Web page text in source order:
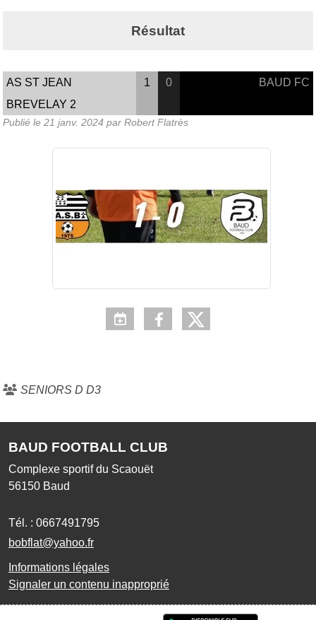
Résultat
AS ST JEAN
BREVELAY 2
1 0 BAUD FC
Publié le 21 janv. 2024 par Robert Flatrès
SENIORS D D3
BAUD FOOTBALL CLUB
Complexe sportif du Scaouët
56150 Baud
Tél. : 0667491795
bobflat@yahoo.fr
Informations légales
Signaler un contenu inapproprié